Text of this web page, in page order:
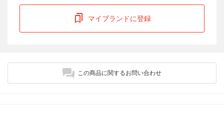
マイブランドに登録
この商品に関するお問い合わせ